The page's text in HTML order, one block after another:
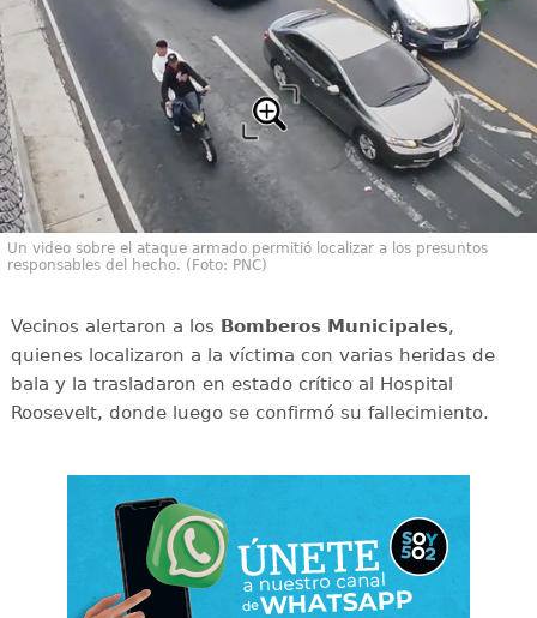
Un video sobre el ataque armado permitió localizar a los presuntos
responsables del hecho. (Foto: PNC)
Vecinos alertaron a los Bomberos Municipales,
quienes localizaron a la víctima con varias heridas de
bala y la trasladaron en estado crítico al Hospital
Roosevelt, donde luego se confirmó su fallecimiento.